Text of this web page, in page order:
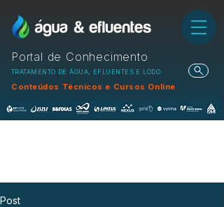
Portal de Conhecimento
TRATAMENTO DE ÁGUA, EFLUENTES E LODO
Conteúdos Técnicos e Cursos Online
Post